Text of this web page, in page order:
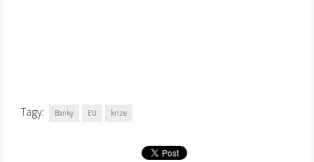
Tagy: Banky EU krize